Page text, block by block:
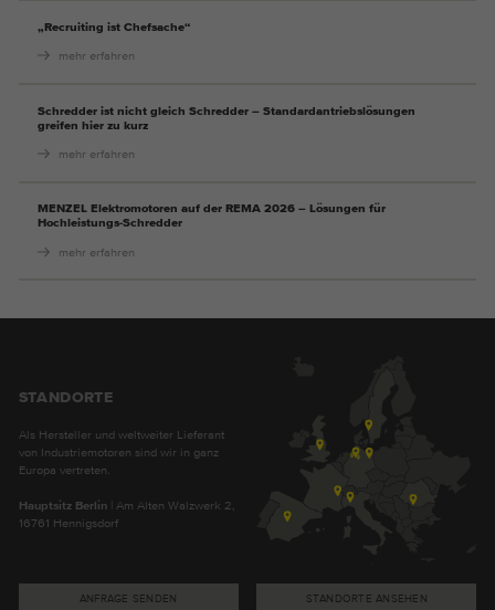
„Recruiting ist Chefsache“
mehr erfahren
Schredder ist nicht gleich Schredder – Standardantriebslösungen
greifen hier zu kurz
mehr erfahren
MENZEL Elektromotoren auf der REMA 2026 – Lösungen für
Hochleistungs-Schredder
mehr erfahren
STANDORTE
Als Hersteller und weltweiter Lieferant
von Industriemotoren sind wir in ganz
Europa vertreten.
Hauptsitz Berlin| Am Alten Walzwerk 2,
16761 Hennigsdorf
ANFRAGE SENDEN STANDORTE ANSEHEN